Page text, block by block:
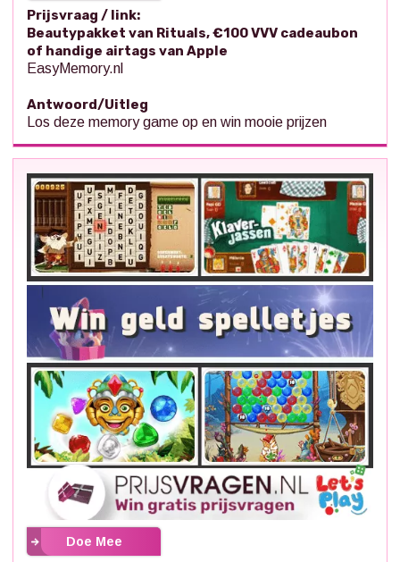
Prijsvraag / link:
Beautypakket van Rituals, €100 VVV cadeaubon
of handige airtags van Apple
EasyMemory.nl
Antwoord/Uitleg
Los deze memory game op en win mooie prijzen
Doe Mee